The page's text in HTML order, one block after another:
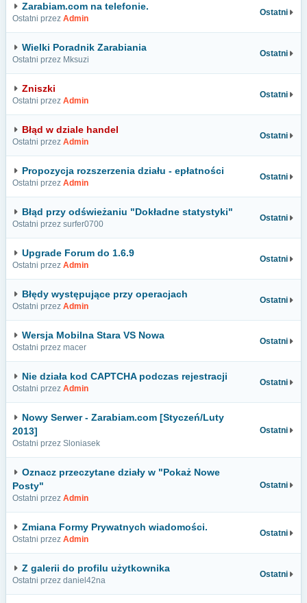
Zarabiam.com na telefonie.
Ostatni przez Admin
Ostatni
Wielki Poradnik Zarabiania
Ostatni przez Mksuzi
Ostatni
Zniszki
Ostatni przez Admin
Ostatni
Błąd w dziale handel
Ostatni przez Admin
Ostatni
Propozycja rozszerzenia działu - epłatności
Ostatni przez Admin
Ostatni
Błąd przy odświeżaniu "Dokładne statystyki"
Ostatni przez surfer0700
Ostatni
Upgrade Forum do 1.6.9
Ostatni przez Admin
Ostatni
Błędy występujące przy operacjach
Ostatni przez Admin
Ostatni
Wersja Mobilna Stara VS Nowa
Ostatni przez macer
Ostatni
Nie działa kod CAPTCHA podczas rejestracji
Ostatni przez Admin
Ostatni
Nowy Serwer - Zarabiam.com [Styczeń/Luty
2013]
Ostatni przez Sloniasek
Ostatni
Oznacz przeczytane działy w "Pokaż Nowe
Posty"
Ostatni przez Admin
Ostatni
Zmiana Formy Prywatnych wiadomości.
Ostatni przez Admin
Ostatni
Z galerii do profilu użytkownika
Ostatni przez daniel42na
Ostatni